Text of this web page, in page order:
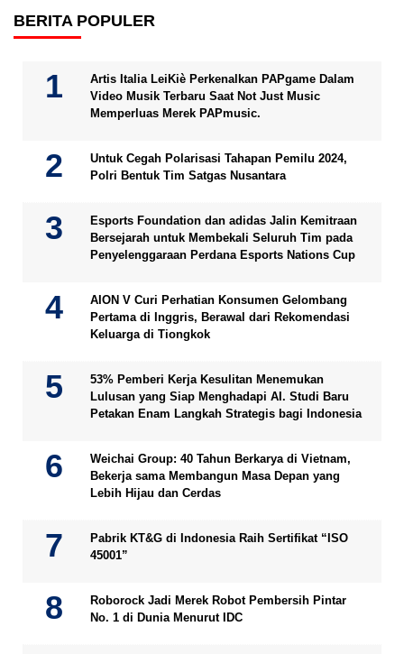
BERITA POPULER
Artis Italia LeiKiè Perkenalkan PAPgame Dalam
Video Musik Terbaru Saat Not Just Music
Memperluas Merek PAPmusic.
Untuk Cegah Polarisasi Tahapan Pemilu 2024,
Polri Bentuk Tim Satgas Nusantara
Esports Foundation dan adidas Jalin Kemitraan
Bersejarah untuk Membekali Seluruh Tim pada
Penyelenggaraan Perdana Esports Nations Cup
AION V Curi Perhatian Konsumen Gelombang
Pertama di Inggris, Berawal dari Rekomendasi
Keluarga di Tiongkok
53% Pemberi Kerja Kesulitan Menemukan
Lulusan yang Siap Menghadapi AI. Studi Baru
Petakan Enam Langkah Strategis bagi Indonesia
Weichai Group: 40 Tahun Berkarya di Vietnam,
Bekerja sama Membangun Masa Depan yang
Lebih Hijau dan Cerdas
Pabrik KT&G di Indonesia Raih Sertifikat “ISO
45001”
Roborock Jadi Merek Robot Pembersih Pintar
No. 1 di Dunia Menurut IDC